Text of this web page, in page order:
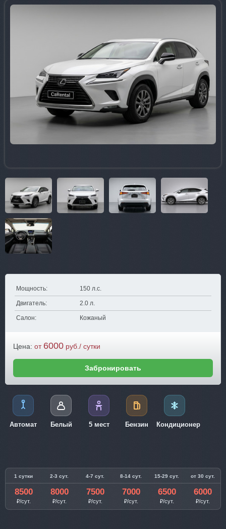
Мощность: 150 л.с.
Двигатель: 2.0 л.
Салон: Кожаный
Цена: от 6000 руб./ сутки
Забронировать
Автомат Белый 5 мест Бензин Кондиционер
1 сутки 2-3 сут. 4-7 сут. 8-14 сут. 15-29 сут. от 30 сут.
8500
₽/сут.
8000
₽/сут.
7500
₽/сут.
7000
₽/сут.
6500
₽/сут.
6000
₽/сут.